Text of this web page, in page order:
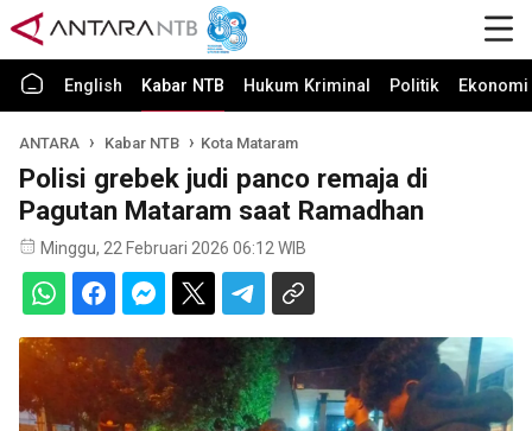
English Kabar NTB Hukum Kriminal Politik
ANTARA Kabar NTB Kota Mataram
Polisi grebek judi panco remaja di
Pagutan Mataram saat Ramadhan
Minggu, 22 Februari 2026 06:12 WIB